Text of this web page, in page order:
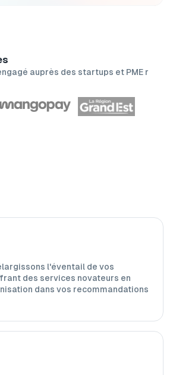
auprès des startups et PME
l'éventail de vos
des services novateurs en
dans vos recommandations